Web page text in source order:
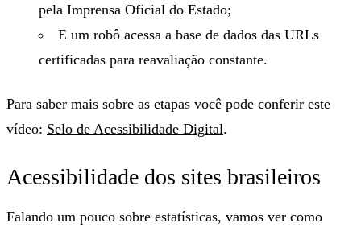
pela Imprensa Oficial do Estado;
E um robô acessa a base de dados das URLs
certificadas para reavaliação constante.
Para saber mais sobre as etapas você pode conferir este
vídeo: Selo de Acessibilidade Digital.
Acessibilidade dos sites brasileiros
Falando um pouco sobre estatísticas, vamos ver como